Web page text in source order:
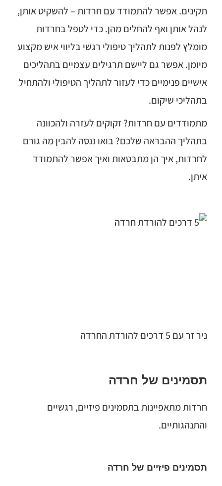
תקינים. אפשר להתמודד עם חרדות – להשקיט אותן,
לנהל אותן ואף להחלים מהן. כדי לטפל בחרדות
מומלץ לפנות לתהליך טיפולי רגשי בליווי איש מקצוע
מיומן. אפשר גם ליישם תרגילים עצמיים בתהליכים
אישיים פנימיים כדי לעזור לתהליך הטיפולי ולהתחיל
בתהליכי שיקום.
מתמודדים עם חרדות? זקוקים לעזרה ולהכוונה
בתהליך ההבראה שלכם? בואו ננסה להבין מה גורם
לחרדות, איך הן מתבטאות ואיך אפשר להתמודד
איתן.
ניר זר עם 5 דרכים להורדת החרדה
תסמינים של חרדה
חרדות מתאפיינות בתסמינים פיזיים, רגשיים
והתנהגותיים.
תסמינים פיזיים של חרדה